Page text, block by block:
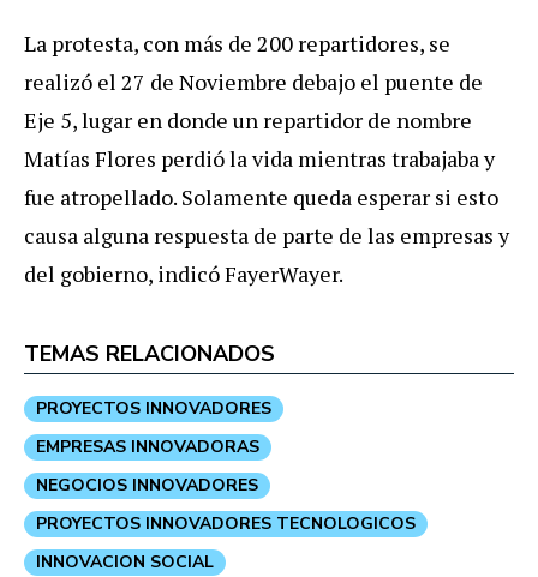
La protesta, con más de 200 repartidores, se
realizó el 27 de Noviembre debajo el puente de
Eje 5, lugar en donde un repartidor de nombre
Matías Flores perdió la vida mientras trabajaba y
fue atropellado. Solamente queda esperar si esto
causa alguna respuesta de parte de las empresas y
del gobierno, indicó FayerWayer.
TEMAS RELACIONADOS
PROYECTOS INNOVADORES
EMPRESAS INNOVADORAS
NEGOCIOS INNOVADORES
PROYECTOS INNOVADORES TECNOLOGICOS
INNOVACION SOCIAL